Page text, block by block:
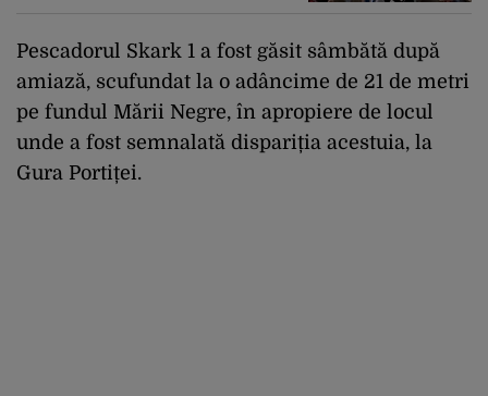
Pescadorul Skark 1 a fost găsit sâmbătă după
amiază, scufundat la o adâncime de 21 de metri
pe fundul Mării Negre, în apropiere de locul
unde a fost semnalată dispariția acestuia, la
Gura Portiței.